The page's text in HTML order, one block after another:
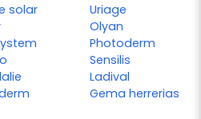
solar
Uriage
Olyan
Photoderm
Sensilis
Ladival
Gema herrerias